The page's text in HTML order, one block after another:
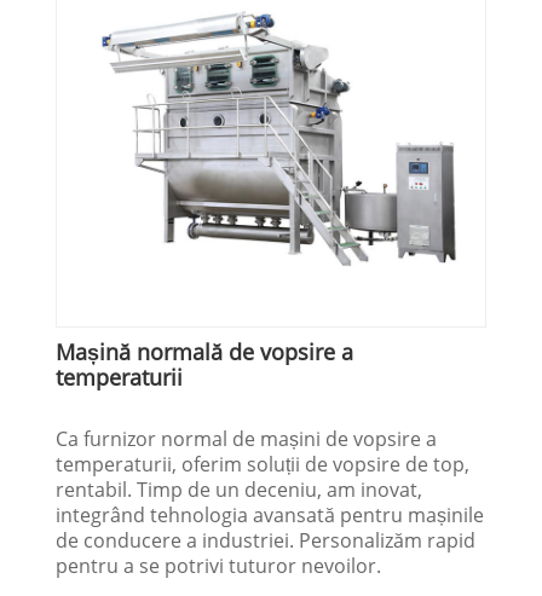
Mașină normală de vopsire a
temperaturii
Ca furnizor normal de mașini de vopsire a
temperaturii, oferim soluții de vopsire de top,
rentabil. Timp de un deceniu, am inovat,
integrând tehnologia avansată pentru mașinile
de conducere a industriei. Personalizăm rapid
pentru a se potrivi tuturor nevoilor.